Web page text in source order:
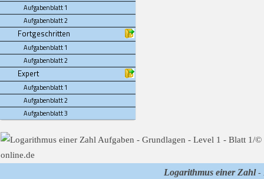
Aufgabenblatt 1
Aufgabenblatt 2
Fortgeschritten
Aufgabenblatt 1
Aufgabenblatt 2
Expert
Aufgabenblatt 1
Aufgabenblatt 2
Aufgabenblatt 3
Logarithmus einer Zahl-